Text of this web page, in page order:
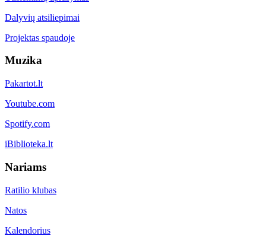
Dalyvių atsiliepimai
Projektas spaudoje
Muzika
Pakartot.lt
Youtube.com
Spotify.com
iBiblioteka.lt
Nariams
Ratilio klubas
Natos
Kalendorius